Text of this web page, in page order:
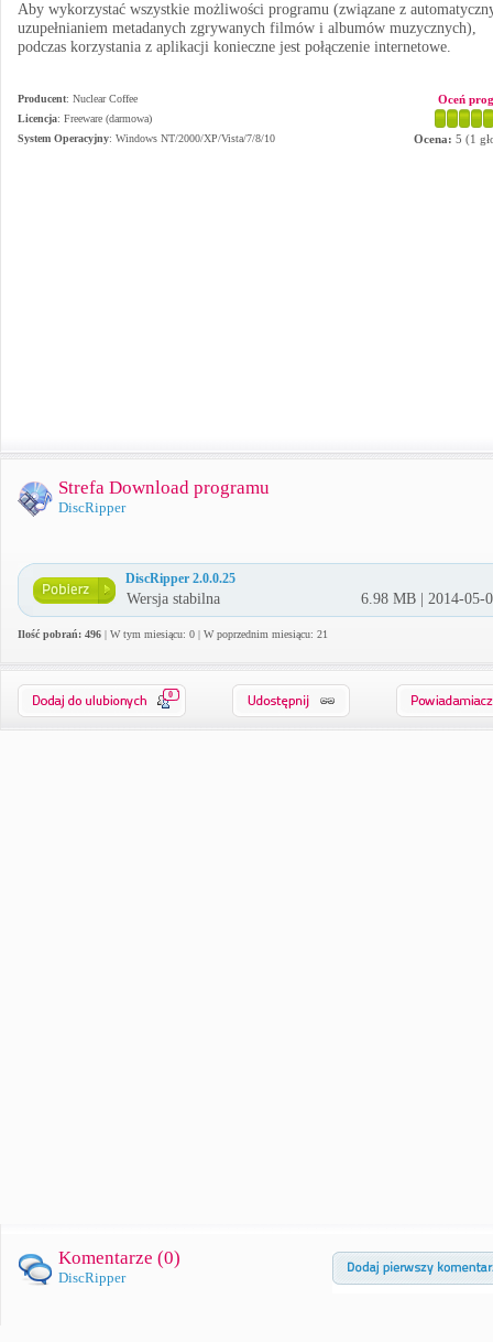
Aby wykorzystać wszystkie możliwości programu (związane z
uzupełnianiem metadanych zgrywanych filmów i albumów muzycznych),
podczas korzystania z aplikacji konieczne jest połączenie internetowe.
Producent: Nuclear Coffee
Licencja: Freeware (darmowa)
System Operacyjny: Windows NT/2000/XP/Vista/7/8/10
Oceń
Ocena: 5 (1
Strefa Download programu
DiscRipper
DiscRipper 2.0.0.25
Wersja stabilna 6.98 MB | 2014-05-
Ilość pobrań: 496 | W tym miesiącu: 0 | W poprzednim miesiącu: 21
0
Komentarze (0)
DiscRipper